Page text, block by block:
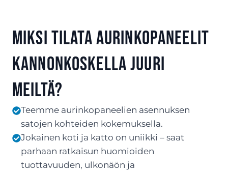
Miksi tilata aurinkopaneelit
Kannonkoskella juuri
meiltä?
Teemme aurinkopaneelien asennuksen
satojen kohteiden kokemuksella.
Jokainen koti ja katto on uniikki – saat
parhaan ratkaisun huomioiden
tuottavuuden, ulkonäön ja